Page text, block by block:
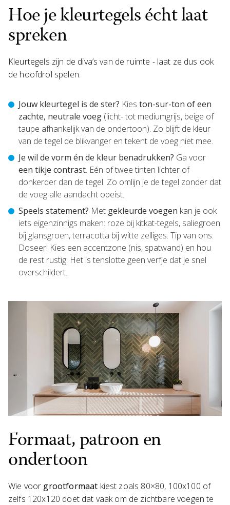
Hoe je kleurtegels écht laat
spreken
Kleurtegels zijn de diva’s van de ruimte - laat ze dus ook
de hoofdrol spelen.
Jouw kleurtegel is de ster? Kies ton-sur-ton of een
zachte, neutrale voeg (licht- tot mediumgrijs, beige of
taupe afhankelijk van de ondertoon). Zo blijft de kleur
van de tegel de blikvanger en tekent de voeg niet mee.
Je wil de vorm én de kleur benadrukken? Ga voor
een tikje contrast. Eén of twee tinten lichter of
donkerder dan de tegel. Zo omlijn je de tegel zonder dat
de voeg alle aandacht opeist.
Speels statement? Met gekleurde voegen kan je ook
iets eigenzinnigs maken: roze bij kitkat-tegels, saliegroen
bij glansgroen, terracotta bij witte zelliges. Tip van ons:
Doseer! Kies een accentzone (nis, spatwand) en hou
de rest rustig. Het is tenslotte geen verfje dat je snel
overschildert.
Formaat, patroon en
ondertoon
Wie voor grootformaat kiest zoals 80×80, 100x100 of
zelfs 120x120 doet dat vaak om de zichtbare voegen te